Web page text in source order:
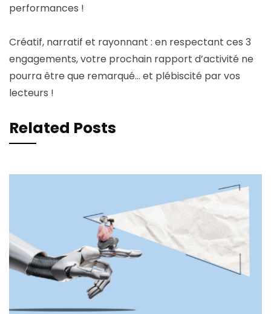
performances !
Créatif, narratif et rayonnant : en respectant ces 3
engagements, votre prochain rapport d’activité ne
pourra être que remarqué… et plébiscité par vos
lecteurs !
Related Posts